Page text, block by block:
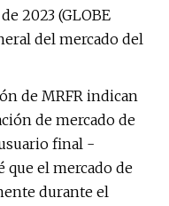
2023 (GLOBE
del mercado del
de MRFR indican
de mercado de
final -
que el mercado de
durante el